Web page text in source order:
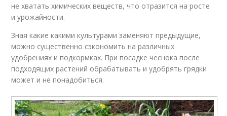
не хватать химических веществ, что отразится на росте
и урожайности.
Зная какие какими культурами заменяют предыдущие,
можно существенно сэкономить на различных
удобрениях и подкормках. При посадке чеснока после
подходящих растений обрабатывать и удобрять грядки
может и не понадобиться.